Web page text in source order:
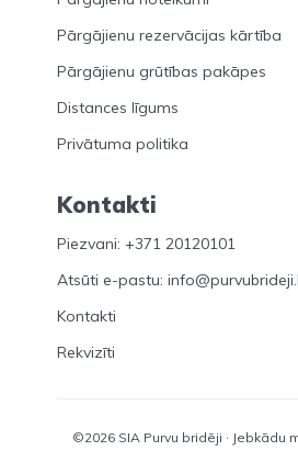
Pārgājienu rezervācijas kārtība
Pārgājienu grūtības pakāpes
Distances līgums
Privātuma politika
Kontakti
Piezvani: +371 20120101
Atsūti e-pastu:
Kontakti
Rekvizīti
©2026 SIA Purvu bridēji · Jebkādu